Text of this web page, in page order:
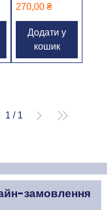
Ціна
270,00 ₴
Додати у
кошик
1 / 1
замовлення